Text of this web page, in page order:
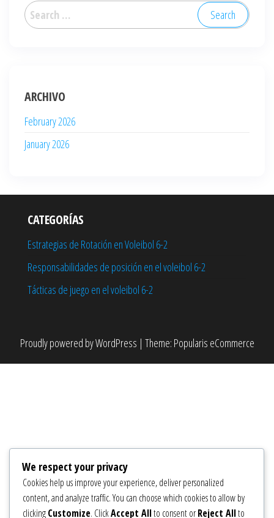
Search
for:
ARCHIVO
February 2026
January 2026
CATEGORÍAS
Estrategias de Rotación en Voleibol 6-2
Responsabilidades de posición en el voleibol 6-2
Tácticas de juego en el voleibol 6-2
Proudly powered byWordPress | Theme: Popularis eCommerce
We respect your privacy
Cookies help us improve your experience, deliver personalized
content, and analyze traffic. You can choose which cookies to allow by
clickingCustomize. ClickAccept Allto consent orReject Allto